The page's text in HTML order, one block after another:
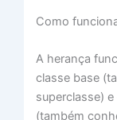
Como
A herança
classe base
superclasse)
(também